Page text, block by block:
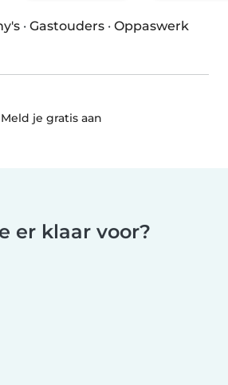
· Gastouders · Oppaswerk
Meld je gratis aan
er klaar voor?